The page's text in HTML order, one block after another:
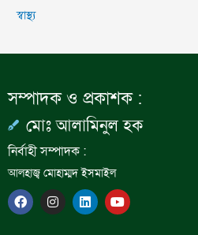
স্বাস্থ্য
সম্পাদক ও প্রকাশক :
মোঃ আলামিনুল হক
নির্বাহী সম্পাদক :
আলহাজ্ব মোহাম্মদ ইসমাইল
F
a
c
I
n
s
L
i
n
Y
o
u